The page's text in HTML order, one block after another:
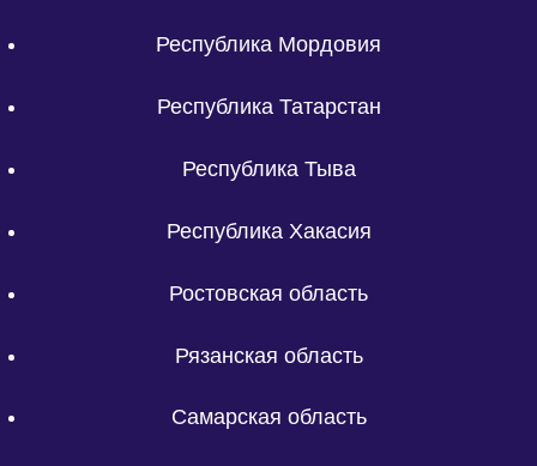
Республика Мордовия
Республика Татарстан
Республика Тыва
Республика Хакасия
Ростовская область
Рязанская область
Самарская область